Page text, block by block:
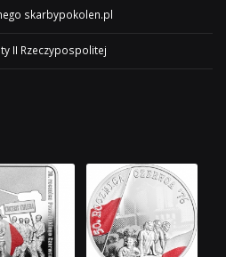
skarbypokolen.pl
II Rzeczypospolitej